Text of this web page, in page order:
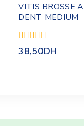
VITIS BROSSE A
DENT MEDIUM
0
38,50DH